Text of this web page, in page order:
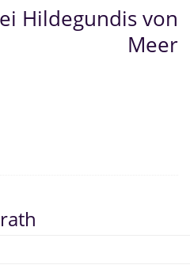
Hildegundis von
Meer